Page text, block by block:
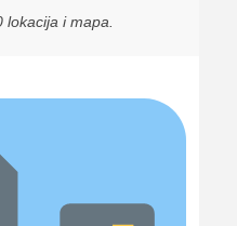
i mapa.